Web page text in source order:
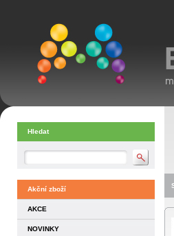
Hledat
Akční zboží
AKCE
NOVINKY